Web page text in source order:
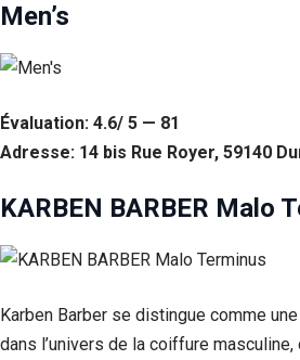
Men’s
Évaluation: 4.6/ 5 — 81
Adresse: 14 bis Rue Royer, 59140
KARBEN BARBER Malo
Karben Barber se distingue comme
dans l’univers de la coiffure